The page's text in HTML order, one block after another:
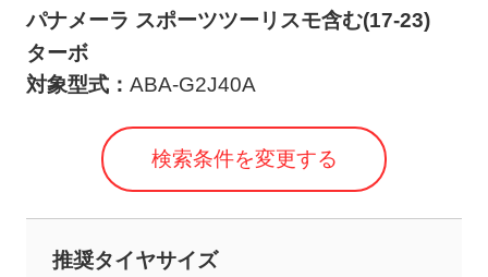
パナメーラ スポーツツーリスモ含む(17-23)
ターボ
対象型式： ABA-G2J40A
検索条件を変更する
推奨タイヤサイズ